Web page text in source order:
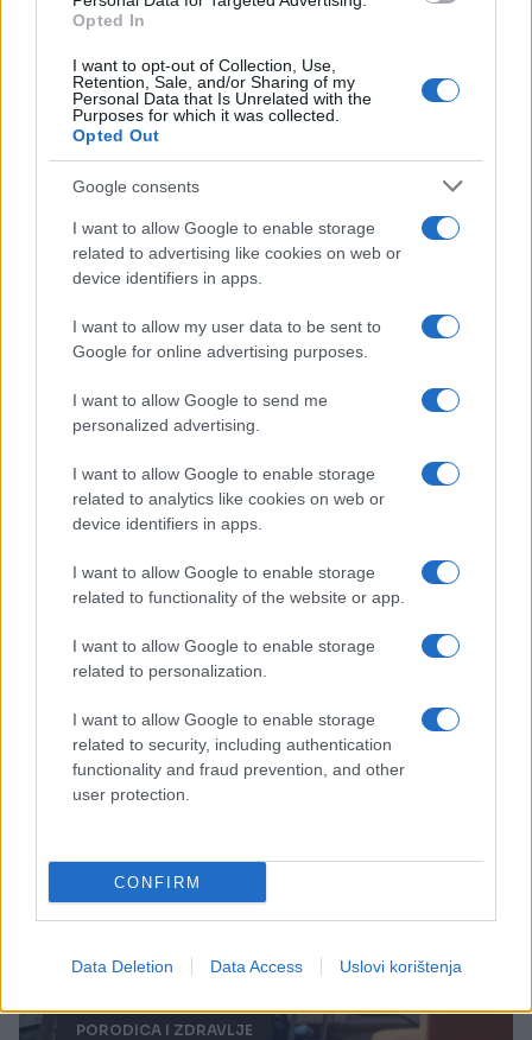
Opted In
I want to opt-out of Collection, Use,
Retention, Sale, and/or Sharing of my
Personal Data that Is Unrelated with the
Purposes for which it was collected.
Opted Out
Google consents
I want to allow Google to enable storage
related to advertising like cookies on web or
device identifiers in apps.
I want to allow my user data to be sent to
Google for online advertising purposes.
I want to allow Google to send me
personalized advertising.
I want to allow Google to enable storage
related to analytics like cookies on web or
device identifiers in apps.
I want to allow Google to enable storage
related to functionality of the website or app.
I want to allow Google to enable storage
related to personalization.
I want to allow Google to enable storage
related to security, including authentication
functionality and fraud prevention, and other
user protection.
CONFIRM
Data Deletion Data Access Uslovi korištenja
JESTE LI PRIMIJETILI BRAZDE NA JEZIKU: Ovi
posebno obratite pažnju!
Saznaj više
ZDRAV ŽIVOT
Oni su prava napast za Ijude: Evo kako liječiti
HEMOROIDE PRIRODNIM PUTEM
Saznaj više
PORODICA I ZDRAVLJE